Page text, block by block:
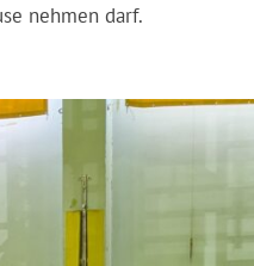
nehmen darf.